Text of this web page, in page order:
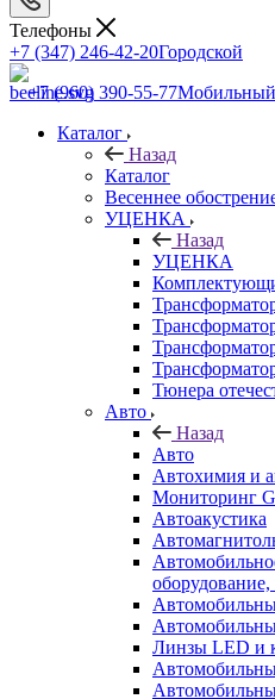
Телефоны
+7 (347) 246-42-20Городской
+7 (960) 390-55-77Мобильный
Каталог
Назад
Каталог
Весеннее
УЦЕНКА
Назад
УЦЕНКА
Тюнера
Авто
Назад
Авто
Автохимия и
Мониторинг
Автоакустика
Линзы LED и